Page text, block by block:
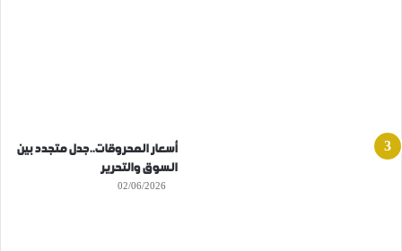
أسعار المحروقات..جدل متجدد بين
السوق والتحرير
02/06/2026